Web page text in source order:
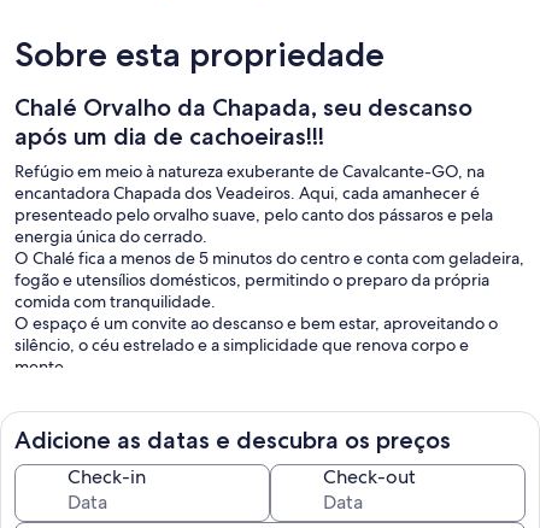
Sobre esta propriedade
Chalé Orvalho da Chapada, seu descanso
após um dia de cachoeiras!!!
Refúgio em meio à natureza exuberante de Cavalcante-GO, na
encantadora Chapada dos Veadeiros. Aqui, cada amanhecer é
presenteado pelo orvalho suave, pelo canto dos pássaros e pela
energia única do cerrado.
O Chalé fica a menos de 5 minutos do centro e conta com geladeira,
fogão e utensílios domésticos, permitindo o preparo da própria
comida com tranquilidade.
O espaço é um convite ao descanso e bem estar, aproveitando o
silêncio, o céu estrelado e a simplicidade que renova corpo e
mente.
Adicione as datas e descubra os preços
Check-in Check-out